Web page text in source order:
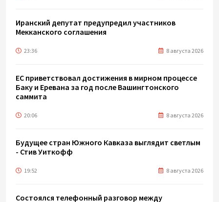
Иранский депутат предупредил участников
Мекканского соглашения
23:36 8 августа 2026
ЕС приветствовал достижения в мирном процессе
Баку и Еревана за год после Вашингтонского
саммита
20:06 8 августа 2026
Будущее стран Южного Кавказа выглядит светлым
- Стив Уиткофф
19:52 8 августа 2026
Состоялся телефонный разговор между